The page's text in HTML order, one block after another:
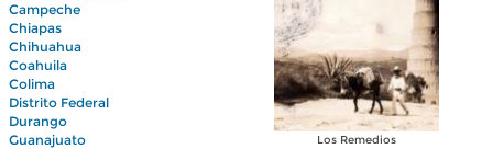
Campeche
Chiapas
Chihuahua
Coahuila
Colima
Distrito Federal
Durango
Guanajuato
Los Remedios